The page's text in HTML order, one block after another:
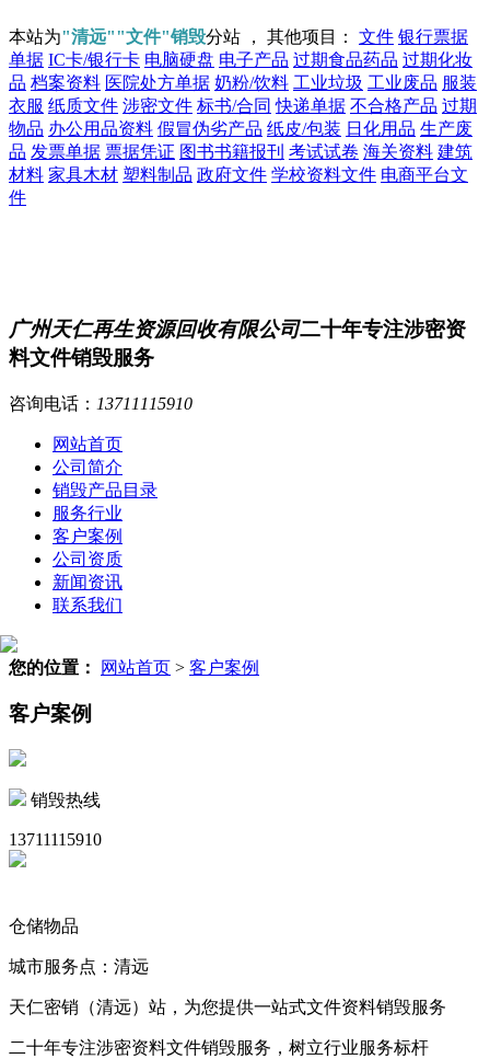
本站为"清远""文件"销毁分站 ， 其他项目： 文件 银行票据
单据 IC卡/银行卡 电脑硬盘 电子产品 过期食品药品 过期化妆
品 档案资料 医院处方单据 奶粉/饮料 工业垃圾 工业废品 服装
衣服 纸质文件 涉密文件 标书/合同 快递单据 不合格产品 过期
物品 办公用品资料 假冒伪劣产品 纸皮/包装 日化用品 生产废
品 发票单据 票据凭证 图书书籍报刊 考试试卷 海关资料 建筑
材料 家具木材 塑料制品 政府文件 学校资料文件 电商平台文
件
广州天仁再生资源回收有限公司二十年专注涉密资
料文件销毁服务
咨询电话： 13711115910
网站首页
公司简介
销毁产品目录
服务行业
客户案例
公司资质
新闻资讯
联系我们
您的位置： 网站首页 > 客户案例
客户案例
销毁热线
13711115910
仓储物品
城市服务点：清远
天仁密销（清远）站，为您提供一站式文件资料销毁服务
二十年专注涉密资料文件销毁服务，树立行业服务标杆